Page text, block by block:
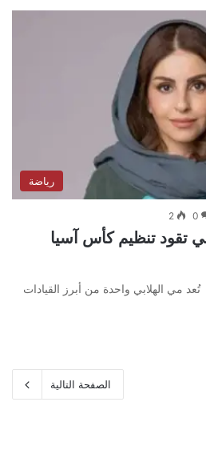
رياضة
0
2
تقود تنظيم كأس آسيا
مي الهلابي واحدة من أبرز القيادات
الصفحة التالية